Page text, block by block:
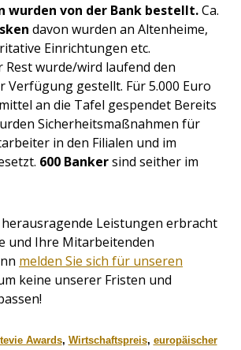
wurden von der Bank bestellt.Ca.
davon wurden an Altenheime,
Einrichtungen etc.
Rest wurde/wird laufend den
gestellt. Für 5.000 Euro
an die Tafel gespendet Bereits
Sicherheitsmaßnahmen für
in den Filialen und im
600 Bankersind seither im
herausragende Leistungen erbracht
und Ihre Mitarbeitenden
melden Sie sich für unseren
keine unserer Fristen und
Awards, Wirtschaftspreis, europäischer